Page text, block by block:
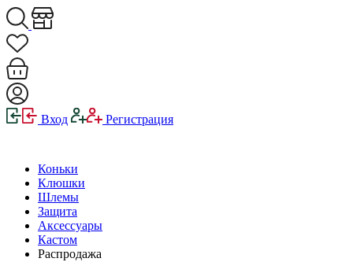
Вход Регистрация
Коньки
Клюшки
Шлемы
Защита
Аксессуары
Кастом
Распродажа